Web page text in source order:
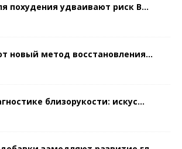
похудения удваивают риск В...
новый метод восстановления...
близорукости: искус...